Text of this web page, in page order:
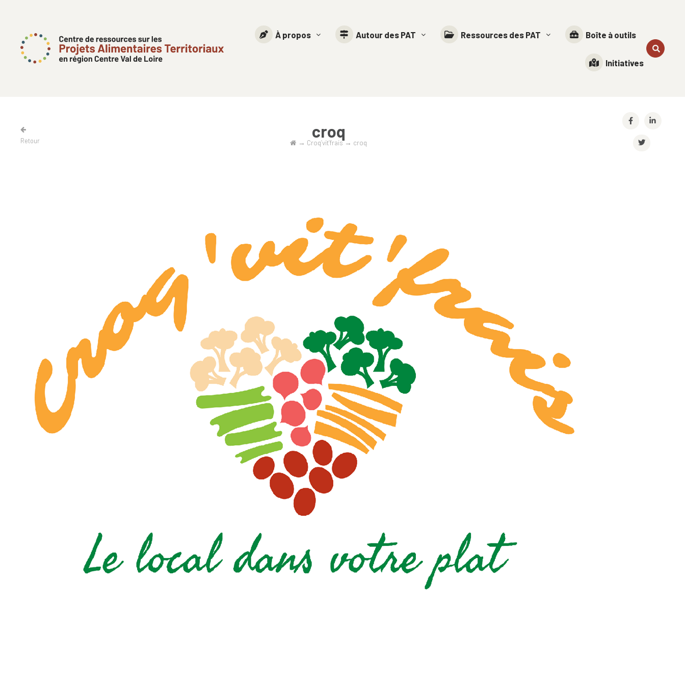
À propos Autour des PAT Ressources des PAT Boîte à outils
Initiatives
Retour croq
→ Croq’vit’frais→ croq